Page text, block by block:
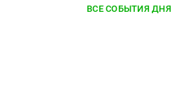
ВСЕ СОБЫТИЯ ДНЯ